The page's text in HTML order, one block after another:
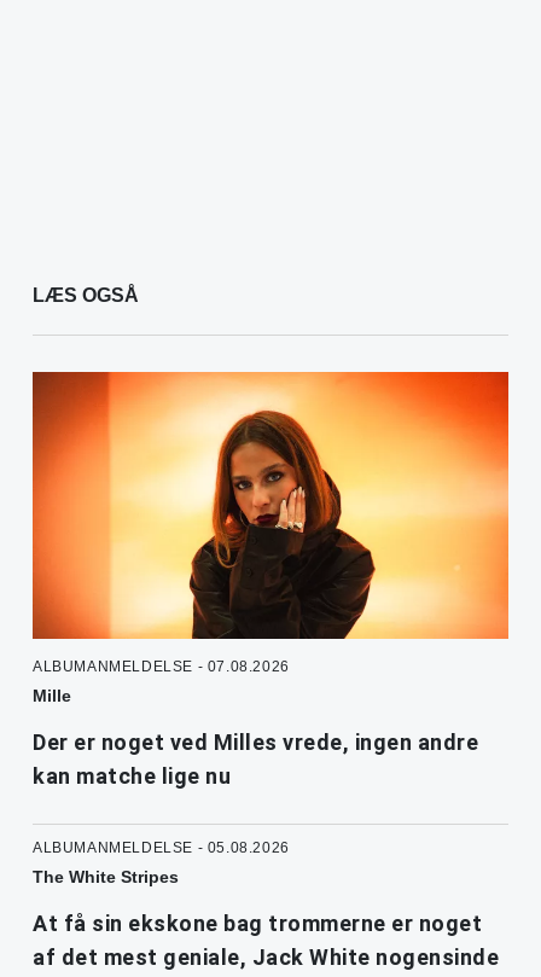
LÆS OGSÅ
ALBUMANMELDELSE - 07.08.2026
Mille
Der er noget ved Milles vrede, ingen andre
kan matche lige nu
ALBUMANMELDELSE - 05.08.2026
The White Stripes
At få sin ekskone bag trommerne er noget
af det mest geniale, Jack White nogensinde